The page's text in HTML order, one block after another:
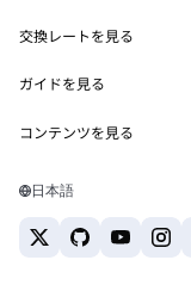
MetaMask Connect
Snaps
Web3サービス
セキュリティ
サポート
キャリア
お問い合わせ
イーサリアムの価格
Solanaの価格
Tetherの価格
交換レートを見る
ETH→USD
USDT→INR
BTC→INR
ETH→USDT
ガイドを見る
ETHの購入
USDTの購入
コンテンツを見る
Solanaウォレット
日本語